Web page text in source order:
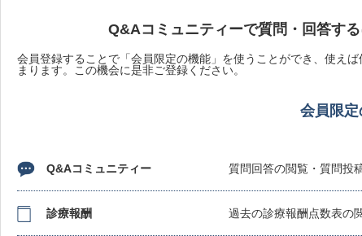
Q&Aコミュニティーで質問・回答する
会員登録することで「会員限定の機能」を使うことができ、使え
まります。この機会に是非ご登録ください。
会員限
Q&Aコミュニティー 質問回答の閲覧・質問投
診療報酬 過去の診療報酬点数表の